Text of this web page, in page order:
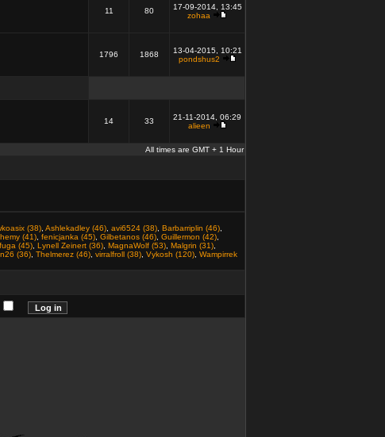
11 80
17-09-2014, 13:45
zohaa
1796 1868
13-04-2015, 10:21
pondshus2
14 33
21-11-2014, 06:29
alieen
All times are GMT + 1 Hour
(38) Ashlekadley (46) avi6524 (38) Barbarriplin (46)
(41) fenicjanka (45) Gilbetanos (46) Guillermon (42)
(45) Lynell Zeinert (36) MagnaWolf (53) Malgrin (31)
(36) Thelmerez (46) virralfroll (38) Vykosh (120) Wampirrek